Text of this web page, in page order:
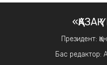
Президент:
Бас редактор: